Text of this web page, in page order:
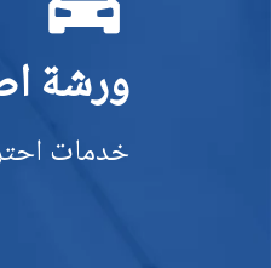
ورشة
خدمات